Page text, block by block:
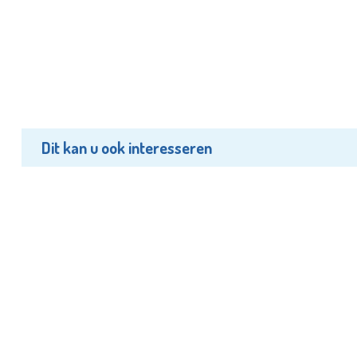
Dit kan u ook interesseren